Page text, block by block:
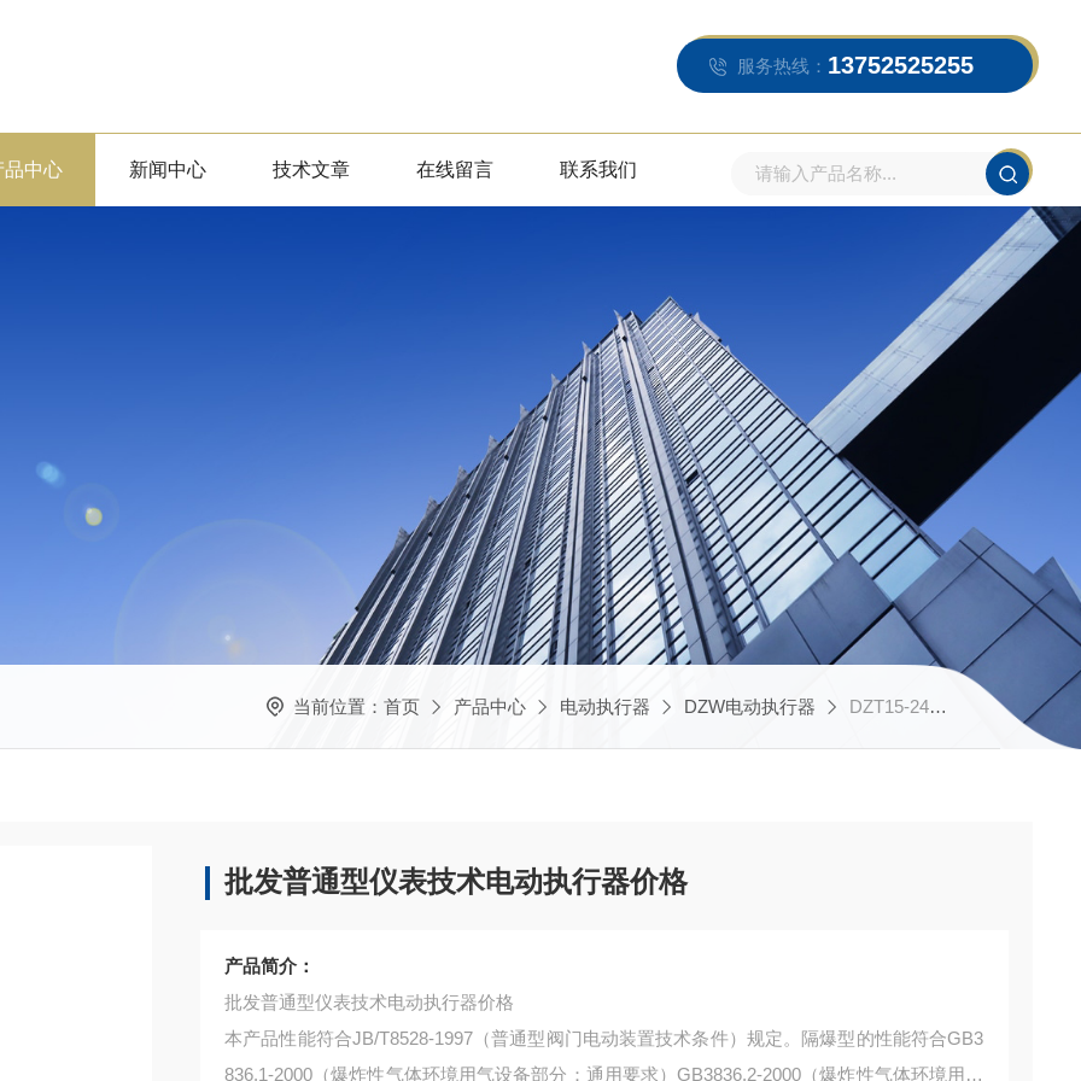
服务热线： 13752525255
品中心 新闻中心 技术文章 在线留言 联系我们
当前位置： 首页 产品中心 电动执行器 DZW电动执行器 DZT15-24批发普通型仪表技术电动执行器价格
批发普通型仪表技术电动执行器价格
产品简介：
批发普通型仪表技术电动执行器价格
本产品性能符合JB/T8528-1997（普通型阀门电动装置技术条件）规定。隔爆型的性能符合GB3
836.1-2000（爆炸性气体环境用气设备部分：通用要求）GB3836.2-2000（爆炸性气体环境用电